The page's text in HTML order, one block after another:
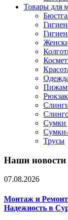
Товары для
Сумки
Трусы
Наши новости
07.08.2026
Монтаж и
Надежность в